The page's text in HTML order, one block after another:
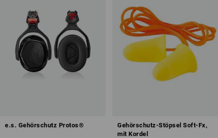
e.s. Gehörschutz Protos®
Gehörschutz-Stöpsel Soft-Fx,
mit Kordel